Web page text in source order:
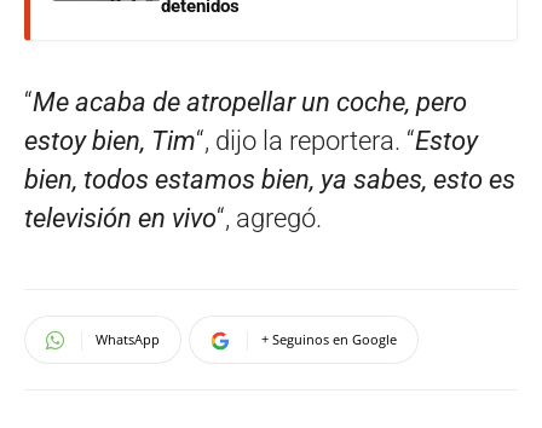
detenidos
“Me acaba de atropellar un coche, pero
estoy bien, Tim“, dijo la reportera. “Estoy
bien, todos estamos bien, ya sabes, esto es
televisión en vivo“, agregó.
WhatsApp + Seguinos en Google